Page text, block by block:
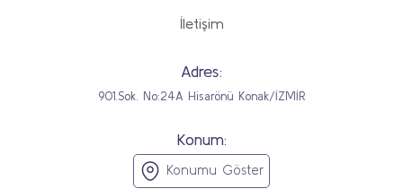
İletişim
Adres:
901.Sok. No:24A Hisarönü Konak/İZMİR
Konum:
Konumu Göster